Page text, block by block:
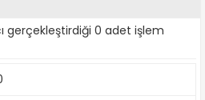
gerçekleştirdiği 0 adet işlem